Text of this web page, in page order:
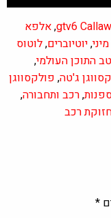
,אלפא
,יוטיוברים,לוטוס
התוכן העולמי,
ג'טה, פולקסווגן
,רכב ותחבורה,
רכב
*